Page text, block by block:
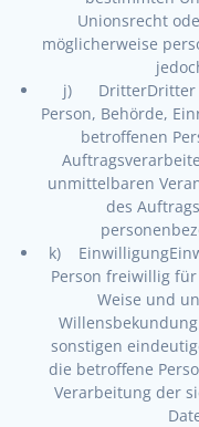
Unionsrecht
möglicherweise
j) DritterDritter
Person, Behörde,
betroffenen
unmittelbaren
des
k)
Person freiwillig
Weise und
sonstigen
die betroffene
Verarbeitung der